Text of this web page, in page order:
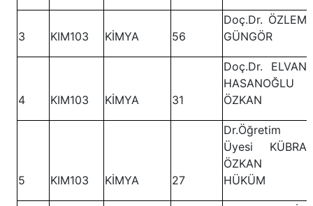
3 KIM103 KİMYA 56
Doç.Dr. ÖZLEM
GÜNGÖR
4 KIM103 KİMYA 31
Doç.Dr. ELVAN
HASANOĞLU
ÖZKAN
5 KIM103 KİMYA 27
Dr.Öğretim
Üyesi KÜBRA
ÖZKAN
HÜKÜM